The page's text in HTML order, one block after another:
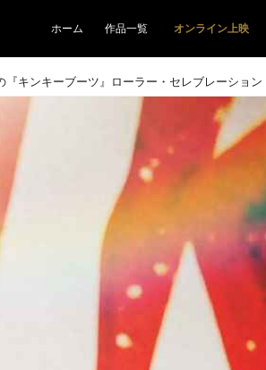
ホーム 作品一覧 オンライン上映